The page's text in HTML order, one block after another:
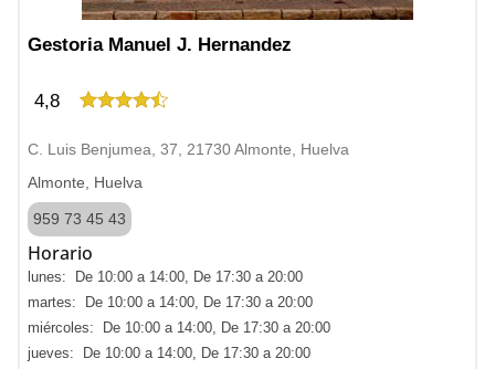
Gestoria Manuel J. Hernandez
4,8
C. Luis Benjumea, 37, 21730 Almonte, Huelva
Almonte, Huelva
959 73 45 43
Horario
lunes: De 10:00 a 14:00, De 17:30 a 20:00
martes: De 10:00 a 14:00, De 17:30 a 20:00
miércoles: De 10:00 a 14:00, De 17:30 a 20:00
jueves: De 10:00 a 14:00, De 17:30 a 20:00